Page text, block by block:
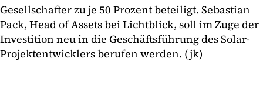
Gesellschafter zu je 50 Prozent beteiligt. Sebastian
Pack, Head of Assets bei Lichtblick, soll im Zuge der
Investition neu in die Geschäftsführung des Solar-
Projektentwicklers berufen werden. (jk)